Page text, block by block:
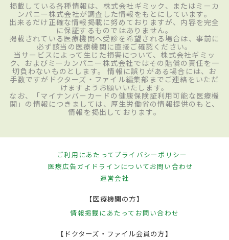
掲載している各種情報は、株式会社ギミック、またはミーカ
ンパニー株式会社が調査した情報をもとにしています。
出来るだけ正確な情報掲載に努めておりますが、内容を完全
に保証するものではありません。
掲載されている医療機関へ受診を希望される場合は、事前に
必ず該当の医療機関に直接ご確認ください。
当サービスによって生じた損害について、株式会社ギミッ
ク、およびミーカンパニー株式会社ではその賠償の責任を一
切負わないものとします。 情報に誤りがある場合には、お
手数ですがドクターズ・ファイル編集部までご連絡をいただ
けますようお願いいたします。
なお、「マイナンバーカードの健康保険証利用可能な医療機
関」の情報につきましては、厚生労働省の情報提供のもと、
情報を掲出しております。
ご利用にあたってプライバシーポリシー
医療広告ガイドラインについてお問い合わせ
運営会社
【医療機関の方】
情報掲載にあたって お問い合わせ
【ドクターズ・ファイル会員の方】